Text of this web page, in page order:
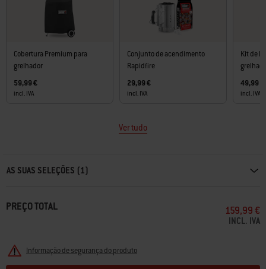
Cobertura Premium para
grelhador
59,99 €
incl. IVA
Conjunto de acendimento
Rapidfire
29,99 €
incl. IVA
Kit de
49,99 €
incl. IVA
Ver tudo
AS SUAS SELEÇÕES (1)
PREÇO TOTAL 159,99 €
INCL. IVA
Informação de segurança do produto